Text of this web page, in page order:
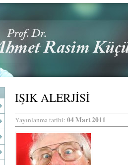
IŞIK ALERJİSİ
Yayınlanma tarihi: 04 Mart 2011